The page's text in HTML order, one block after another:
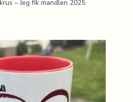
– Jeg fik mandlen 2025